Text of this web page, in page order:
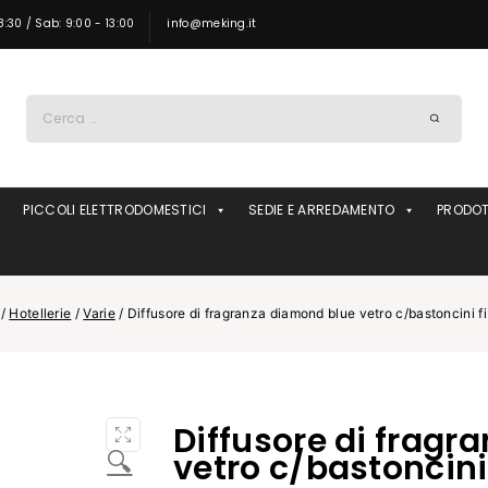
/ Sab: 9:00 - 13:00 info@meking.it
per:
PICCOLI ELETTRODOMESTICI SEDIE E ARREDAMENTO
/ Hotellerie / Varie / Diffusore di fragranza diamond blue vetro c/bastoncini
🔍 Diffusore di
vetro c/